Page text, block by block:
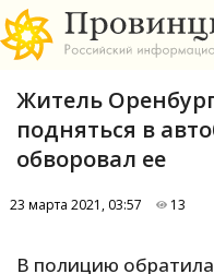
Житель
подняться в
обворовал ее
23 марта 2021, 03:57 13
В полицию